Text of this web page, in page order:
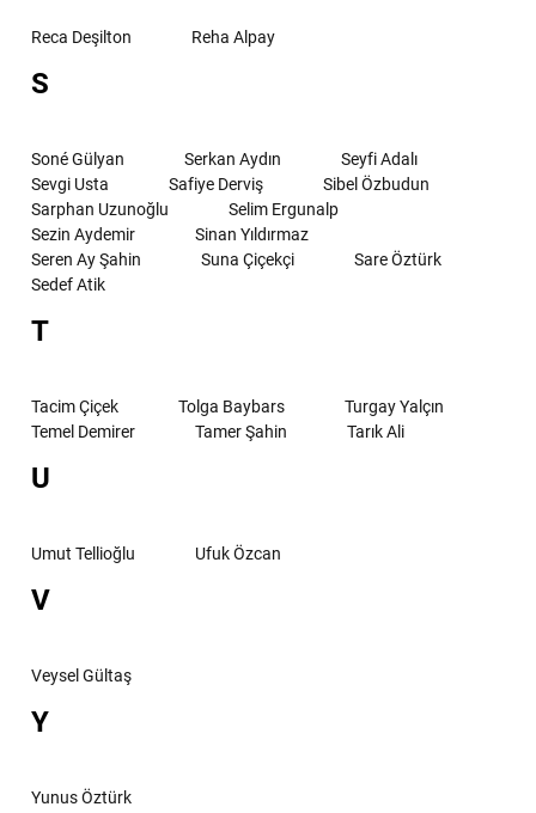
Reca Deşilton Reha Alpay
S
Soné Gülyan Serkan Aydın
Seyfi Adalı
Sevgi Usta
Safiye Derviş
Sibel Özbudun
Sarphan Uzunoğlu
Selim Ergunalp
Sezin Aydemir
Sinan Yıldırmaz
Seren Ay Şahin
Suna Çiçekçi
Sare Öztürk
Sedef Atik
T
Tacim Çiçek Tolga Baybars
Turgay Yalçın
Temel Demirer
Tamer Şahin Tarık Ali
U
Umut Tellioğlu Ufuk Özcan
V
Veysel Gültaş
Y
Yunus Öztürk